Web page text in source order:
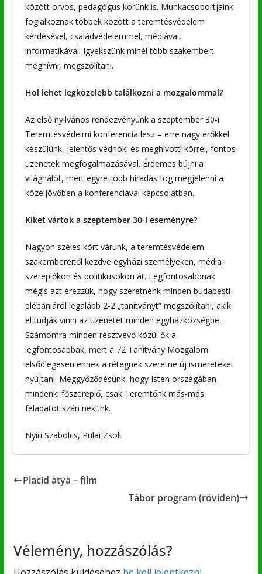
között orvos, pedagógus körünk is. Munkacsoportjaink
foglalkoznak többek között a teremtésvédelem
kérdésével, családvédelemmel, médiával,
informatikával. Igyekszünk minél több szakembert
meghívni, megszólítani.
Hol lehet legközelebb találkozni a mozgalommal?
Az első nyilvános rendezvényünk a szeptember 30-i
Teremtésvédelmi konferencia lesz – erre nagy erőkkel
készülünk, jelentős védnöki és meghívotti körrel, fontos
üzenetek megfogalmazásával. Érdemes bújni a
világhálót, mert egyre több híradás fog megjelenni a
közeljövőben a konferenciával kapcsolatban.
Kiket vártok a szeptember 30-i eseményre?
Nagyon széles kört várunk, a teremtésvédelem
szakembereitől kezdve egyházi személyeken, média
szereplőkön és politikusokon át. Legfontosabbnak
mégis azt érezzük, hogy szeretnénk minden budapesti
plébániáról legalább 2-2 „tanítványt” megszólítani, akik
el tudják vinni az üzenetet minden egyházközségbe.
Számomra minden résztvevő közül ők a
legfontosabbak, mert a 72 Tanítvány Mozgalom
elsődlegesen ennek a rétegnek szeretne új ismereteket
nyújtani. Meggyőződésünk, hogy Isten országában
mindenki főszereplő, csak Teremtőnk más-más
feladatot szán nekünk.
Nyiri Szabolcs, Pulai Zsolt
Placid atya – film
Tábor program (röviden)
Vélemény, hozzászólás?